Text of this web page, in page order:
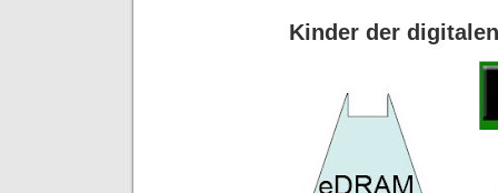
Kinder der